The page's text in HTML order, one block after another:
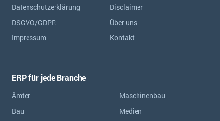
Datenschutzerklärung
Disclaimer
DSGVO/GDPR
Über uns
Impressum
Kontakt
ERP für jede Branche
Ämter
Bau
Maschinenbau
Medien